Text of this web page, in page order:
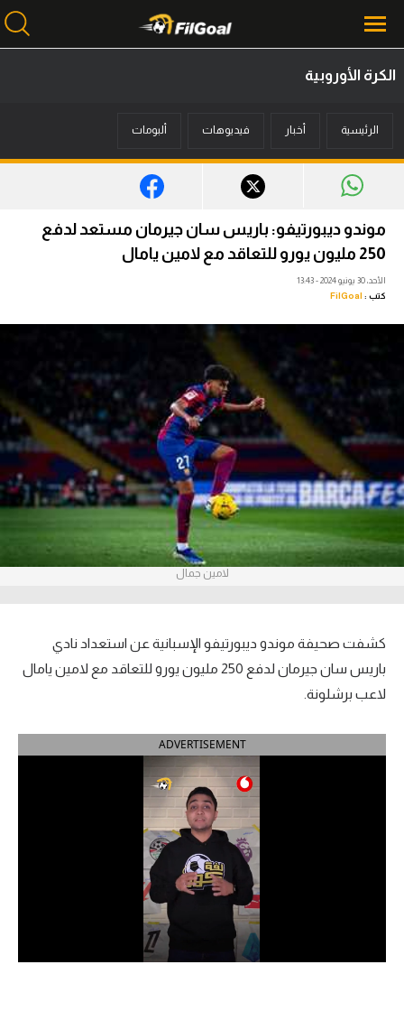
أخبار
ميركاتو
فانتازي في الجول
مسابقة التوقعات
فيديوهات
عدسات
ركن الألعاب
أمريكا 2026
الدوري الإنجليزي الممتاز
الدوري الإسباني
الدوري السعودي للمحترفين
دوري أبطال إفريقيا
الكرة الأوروبية
الرئيسية أخبار فيديوهات ألبومات
موندو ديبورتيفو: باريس سان جيرمان مستعد لدفع
250 مليون يورو للتعاقد مع لامين يامال
الأحد، 30 يونيو 2024 - 13:43
كتب : FilGoal
لامين جمال
كشفت صحيفة موندو ديبورتيفو الإسبانية عن استعداد نادي
باريس سان جيرمان لدفع 250 مليون يورو للتعاقد مع لامين يامال
لاعب برشلونة.
ADVERTISEMENT